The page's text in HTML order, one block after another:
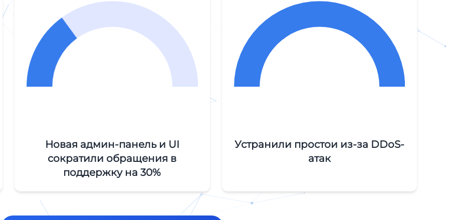
Новая админ-панель и UI
сократили обращения в
поддержку на 30%
Устранили простои из-за DDoS-
атак